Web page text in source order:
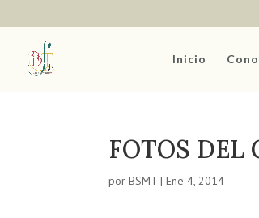
Inicio
FOTOS DEL
porBSMT |Ene 4, 2014